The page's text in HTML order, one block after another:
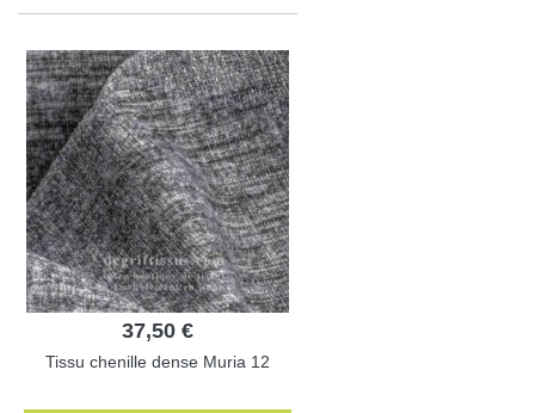
37,50 €
Tissu chenille dense Muria 12